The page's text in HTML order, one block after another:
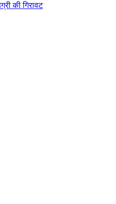
की गिरावट